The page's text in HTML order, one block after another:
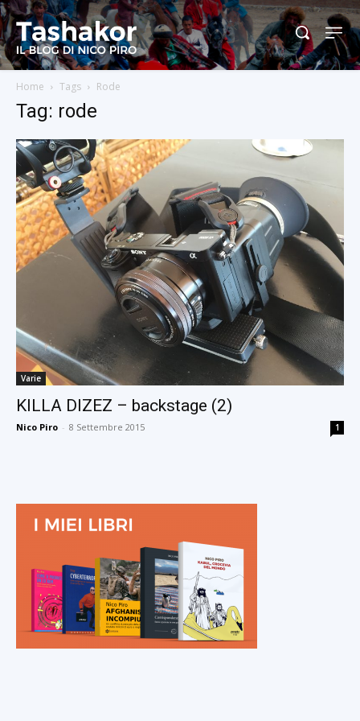
Home Tags Rode
Tag: rode
Varie
KILLA DIZEZ – backstage (2)
Nico Piro - 8 Settembre 2015 1